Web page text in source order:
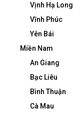
Vịnh Hạ Long
Vĩnh Phúc
Yên Bái
Miền Nam
An Giang
Bạc Liêu
Bình Thuận
Cà Mau